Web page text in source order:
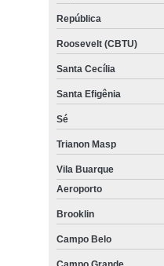
República
Roosevelt (CBTU)
Santa Cecília
Santa Efigênia
Sé
Trianon Masp
Vila Buarque
Aeroporto
Brooklin
Campo Belo